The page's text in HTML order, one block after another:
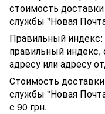
для общественных
Труба ПВХ ERA PN16
Тройник 90° ПВХ Hidroten
d32x32x25 мм
Фильтровальная
ч, скорость фильтрации
Теплообменник для
Titanium Великобритания
стоимость
службы "Новая
Правильный
правильный
адресу или адресу
Стоимость
службы "Новая
с 90 грн.